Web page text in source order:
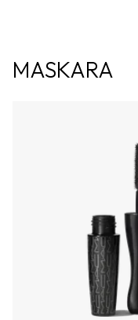
MASKARA